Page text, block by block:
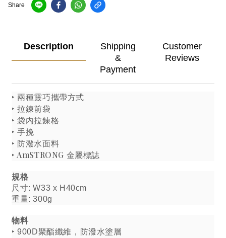
Share
Description
Shipping
&
Payment
Customer
Reviews
‣ 兩種靈巧攜帶方式
‣ 拉鍊前袋
‣ 袋內拉鍊格
‣ 手挽
‣ 防潑水面料
‣ AmSTRONG 金屬標誌
規格
尺寸: W33 x H40cm
重量: 300g
物料
‣ 900D聚酯纖維，防潑水塗層